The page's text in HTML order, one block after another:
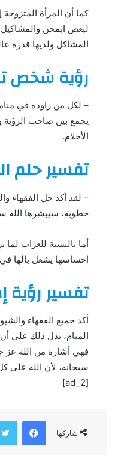
كما أن المرأة
لبعض ابمحن والمشاكيل
المشاكل ولديها قدرة
رؤية شخص
– لكل من راوده في
يجمع بين صاحب الرؤية
الأحلام.
تفسير حلم
– لقد أكد جل الفقهاء
خطوبة، سيبشرها الله
أما بالنسبة للعزاب
إحساسها يشغل بالها
تفسير رؤية
أكد جميع الفقهاء
المنام، يدل ذلك على
فهي أشارة من الله عز
سبحانه، لأن الله على
[ad_2]
شاركها
فيسبوك